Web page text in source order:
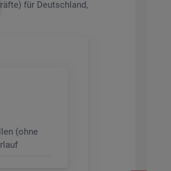
für Deutsch­land,
(ohne